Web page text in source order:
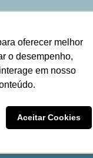
oferecer melhor
o desempenho,
em nosso
Aceitar Cookies